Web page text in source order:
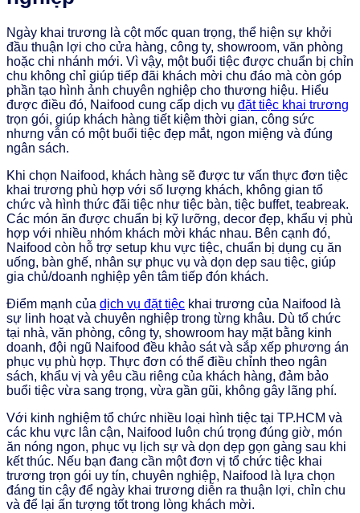
Ngày khai trương là cột mốc quan trọng, thể hiện sự khởi
đầu thuận lợi cho cửa hàng, công ty, showroom, văn phòng
hoặc chi nhánh mới. Vì vậy, một buổi tiệc được chuẩn bị chỉn
chu không chỉ giúp tiếp đãi khách mời chu đáo mà còn góp
phần tạo hình ảnh chuyên nghiệp cho thương hiệu. Hiểu
được điều đó, Naifood cung cấp dịch vụ đặt tiệc khai trương
trọn gói, giúp khách hàng tiết kiệm thời gian, công sức
nhưng vẫn có một buổi tiệc đẹp mắt, ngon miệng và đúng
ngân sách.
Khi chọn Naifood, khách hàng sẽ được tư vấn thực đơn tiệc
khai trương phù hợp với số lượng khách, không gian tổ
chức và hình thức đãi tiệc như tiệc bàn, tiệc buffet, teabreak.
Các món ăn được chuẩn bị kỹ lưỡng, decor đẹp, khẩu vị phù
hợp với nhiều nhóm khách mời khác nhau. Bên cạnh đó,
Naifood còn hỗ trợ setup khu vực tiệc, chuẩn bị dụng cụ ăn
uống, bàn ghế, nhân sự phục vụ và dọn dẹp sau tiệc, giúp
gia chủ/doanh nghiệp yên tâm tiếp đón khách.
Điểm mạnh của dịch vụ đặt tiệc khai trương của Naifood là
sự linh hoạt và chuyên nghiệp trong từng khâu. Dù tổ chức
tại nhà, văn phòng, công ty, showroom hay mặt bằng kinh
doanh, đội ngũ Naifood đều khảo sát và sắp xếp phương án
phục vụ phù hợp. Thực đơn có thể điều chỉnh theo ngân
sách, khẩu vị và yêu cầu riêng của khách hàng, đảm bảo
buổi tiệc vừa sang trọng, vừa gần gũi, không gây lãng phí.
Với kinh nghiệm tổ chức nhiều loại hình tiệc tại TP.HCM và
các khu vực lân cận, Naifood luôn chú trọng đúng giờ, món
ăn nóng ngon, phục vụ lịch sự và dọn dẹp gọn gàng sau khi
kết thúc. Nếu bạn đang cần một đơn vị tổ chức tiệc khai
trương trọn gói uy tín, chuyên nghiệp, Naifood là lựa chọn
đáng tin cậy để ngày khai trương diễn ra thuận lợi, chỉn chu
và để lại ấn tượng tốt trong lòng khách mời.